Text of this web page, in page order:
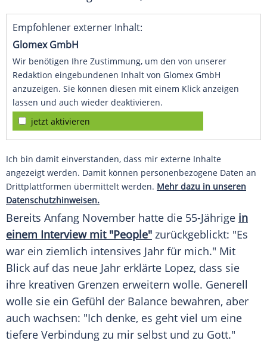
Empfohlener externer Inhalt:
Glomex GmbH
Wir benötigen Ihre Zustimmung, um den von unserer
Redaktion eingebundenen Inhalt von Glomex GmbH
anzuzeigen. Sie können diesen mit einem Klick anzeigen
lassen und auch wieder deaktivieren.
jetzt aktivieren
Ich bin damit einverstanden, dass mir externe Inhalte
angezeigt werden. Damit können personenbezogene Daten an
Drittplattformen übermittelt werden. Mehr dazu in unseren
Datenschutzhinweisen.
Bereits Anfang November hatte die 55-Jährige in
einem Interviewmit "People" zurückgeblickt: "Es
war ein ziemlich intensives Jahr für mich." Mit
Blick auf das neue Jahr erklärte Lopez, dass sie
ihre kreativen Grenzen erweitern wolle. Generell
wolle sie ein Gefühl der Balance bewahren, aber
auch wachsen: "Ich denke, es geht viel um eine
tiefere Verbindung zu mir selbst und zu Gott."